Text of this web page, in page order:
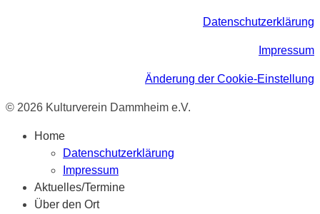
Datenschutzerklärung
Impressum
Änderung der Cookie-Einstellung
© 2026 Kulturverein Dammheim e.V.
Home
Datenschutzerklärung
Impressum
Aktuelles/Termine
Über den Ort